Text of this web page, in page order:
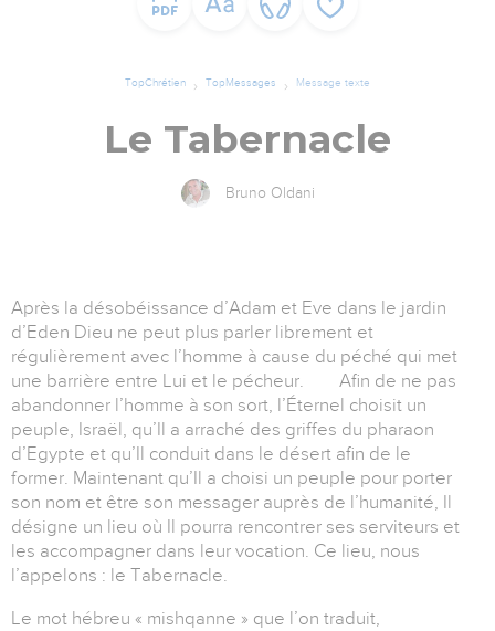
TopChrétien TopMessages Message texte
Le Tabernacle
Bruno Oldani
Après la désobéissance d’Adam et Eve dans le jardin
d’Eden Dieu ne peut plus parler librement et
régulièrement avec l’homme à cause du péché qui met
une barrière entre Lui et le pécheur. Afin de ne pas
abandonner l’homme à son sort, l’Éternel choisit un
peuple, Israël, qu’Il a arraché des griffes du pharaon
d’Egypte et qu’Il conduit dans le désert afin de le
former. Maintenant qu’Il a choisi un peuple pour porter
son nom et être son messager auprès de l’humanité, Il
désigne un lieu où Il pourra rencontrer ses serviteurs et
les accompagner dans leur vocation. Ce lieu, nous
l’appelons : le Tabernacle.
Le mot hébreu « mishqanne » que l’on traduit,